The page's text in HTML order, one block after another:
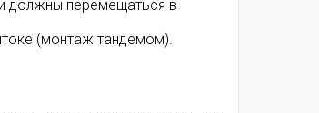
должны перемещаться в
(монтаж тандемом).